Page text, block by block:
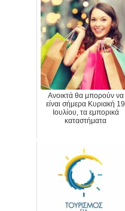
Ανοικτά θα μπορούν να
είναι σήμερα Κυριακή 19
Ιουλίου, τα εμπορικά
καταστήματα